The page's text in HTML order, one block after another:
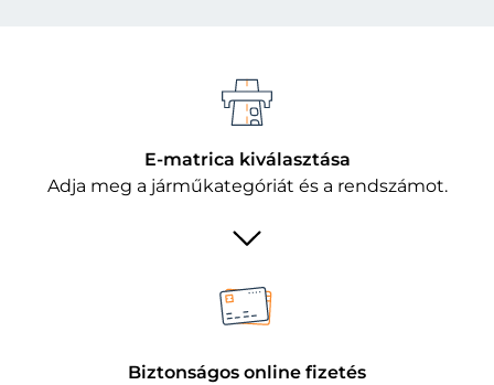
E-matrica kiválasztása
Adja meg a járműkategóriát és a rendszámot.
Biztonságos online fizetés